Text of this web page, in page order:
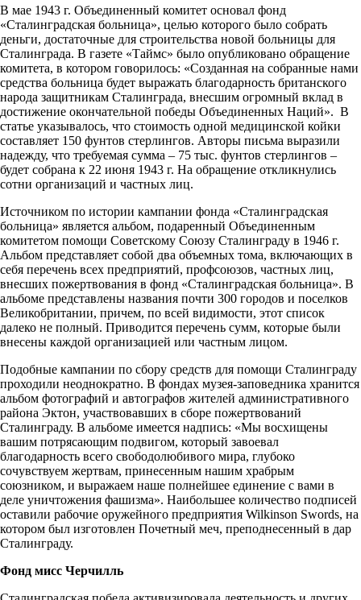
В мае 1943 г. Объединенный комитет основал фонд
«Сталинградская больница», целью которого было собрать
деньги, достаточные для строительства новой больницы для
Сталинграда. В газете «Таймс» было опубликовано обращение
комитета, в котором говорилось: «Созданная на собранные нами
средства больница будет выражать благодарность британского
народа защитникам Сталинграда, внесшим огромный вклад в
достижение окончательной победы Объединенных Наций». В
статье указывалось, что стоимость одной медицинской койки
составляет 150 фунтов стерлингов. Авторы письма выразили
надежду, что требуемая сумма – 75 тыс. фунтов стерлингов –
будет собрана к 22 июня 1943 г. На обращение откликнулись
сотни организаций и частных лиц.
Источником по истории кампании фонда «Сталинградская
больница» является альбом, подаренный Объединенным
комитетом помощи Советскому Союзу Сталинграду в 1946 г.
Альбом представляет собой два объемных тома, включающих в
себя перечень всех предприятий, профсоюзов, частных лиц,
внесших пожертвования в фонд «Сталинградская больница». В
альбоме представлены названия почти 300 городов и поселков
Великобритании, причем, по всей видимости, этот список
далеко не полный. Приводится перечень сумм, которые были
внесены каждой организацией или частным лицом.
Подобные кампании по сбору средств для помощи Сталинграду
проходили неоднократно. В фондах музея-заповедника хранится
альбом фотографий и автографов жителей административного
района Эктон, участвовавших в сборе пожертвований
Сталинграду. В альбоме имеется надпись: «Мы восхищены
вашим потрясающим подвигом, который завоевал
благодарность всего свободолюбивого мира, глубоко
сочувствуем жертвам, принесенным нашим храбрым
союзником, и выражаем наше полнейшее единение с вами в
деле уничтожения фашизма». Наибольшее количество подписей
оставили рабочие оружейного предприятия Wilkinson Swords, на
котором был изготовлен Почетный меч, преподнесенный в дар
Сталинграду.
Фонд мисс Черчилль